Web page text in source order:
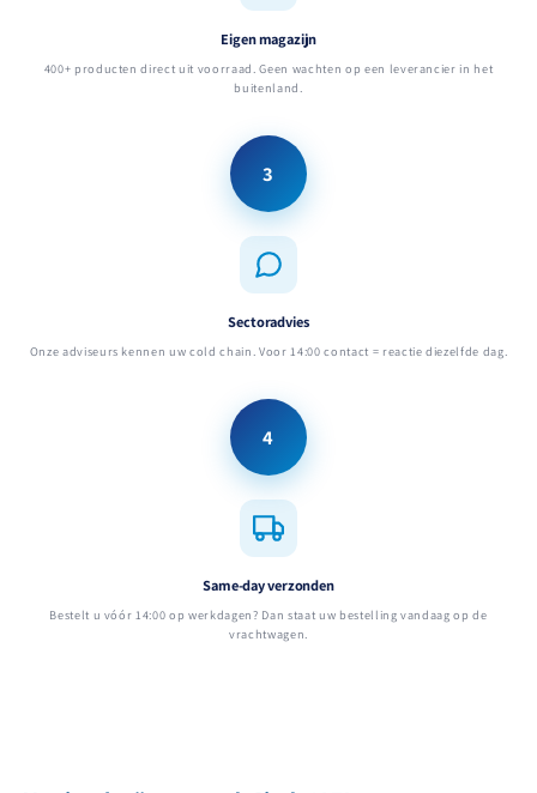
Eigen magazijn
400+ producten direct uit voorraad. Geen wachten op een leverancier in het
buitenland.
3
Sectoradvies
Onze adviseurs kennen uw cold chain. Voor 14:00 contact = reactie diezelfde dag.
4
Same-day verzonden
Bestelt u vóór 14:00 op werkdagen? Dan staat uw bestelling vandaag op de
vrachtwagen.